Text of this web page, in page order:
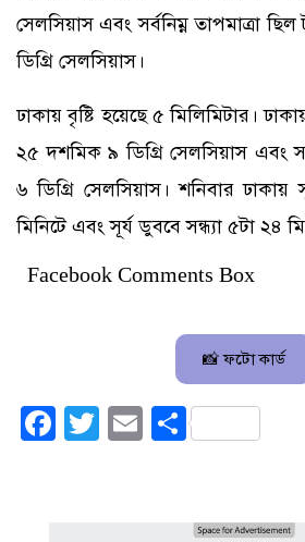
সেলসিয়াস এবং সর্বনিম্ন তাপমাত্রা
ডিগ্রি সেলসিয়াস।
ঢাকায় বৃষ্টি হয়েছে ৫ মিলিমিটার।
২৫ দশমিক ৯ ডিগ্রি সেলসিয়াস এবং
৬ ডিগ্রি সেলসিয়াস। শনিবার
মিনিটে এবং সূর্য ডুববে সন্ধ্যা ৫টা ২৪
Facebook Comments Box
📸 ফটো কার্ড
Facebook
Twitter
EmailShare